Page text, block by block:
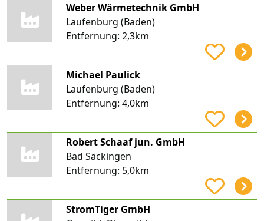
Weber Wärmetechnik GmbH
Laufenburg (Baden)
Entfernung: 2,3km
Michael Paulick
Laufenburg (Baden)
Entfernung: 4,0km
Robert Schaaf jun. GmbH
Bad Säckingen
Entfernung: 5,0km
StromTiger GmbH